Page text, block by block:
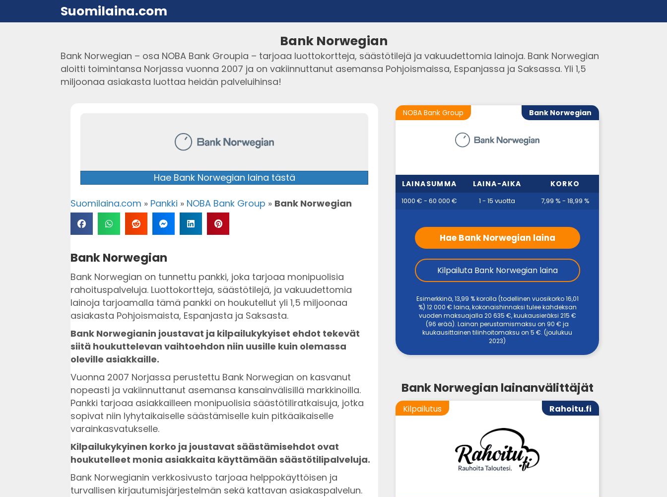
Suomilaina.com
Bank Norwegian
Bank Norwegian – osa NOBA Bank Groupia – tarjoaa luottokortteja, säästötilejä ja vakuudettomia lainoja. Bank Norwegian
aloitti toimintansa Norjassa vuonna 2007 ja on vakiinnuttanut asemansa Pohjoismaissa, Espanjassa ja Saksassa. Yli 1,5
miljoonaa asiakasta luottaa heidän palveluihinsa!
Hae Bank Norwegian laina tästä
Suomilaina.com » Pankki » NOBA Bank Group » Bank Norwegian
Bank Norwegian
Bank Norwegian on tunnettu pankki, joka tarjoaa monipuolisia
rahoituspalveluja. Luottokortteja, säästötilejä, ja vakuudettomia
lainoja tarjoamalla tämä pankki on houkutellut yli 1,5 miljoonaa
asiakasta Pohjoismaista, Espanjasta ja Saksasta.
Bank Norwegianin joustavat ja kilpailukykyiset ehdot tekevät
siitä houkuttelevan vaihtoehdon niin uusille kuin olemassa
oleville asiakkaille.
Vuonna 2007 Norjassa perustettu Bank Norwegian on kasvanut
nopeasti ja vakiinnuttanut asemansa kansainvälisillä markkinoilla.
Pankki tarjoaa asiakkailleen monipuolisia säästötiliratkaisuja, jotka
sopivat niin lyhytaikaiselle säästämiselle kuin pitkäaikaiselle
varainkasvatukselle.
Kilpailukykyinen korko ja joustavat säästämisehdot ovat
houkutelleet monia asiakkaita käyttämään säästötilipalveluja.
Bank Norwegianin verkkosivusto tarjoaa helppokäyttöisen ja
turvallisen kirjautumisjärjestelmän sekä kattavan asiakaspalvelun.
Bank Norwegian
NOBA Bank Group
LAINASUMMA LAINA-AIKA KORKO
1000 € - 60 000 € 1 - 15 vuotta 7,99 % - 18,99 %
Hae Bank Norwegian laina
Kilpailuta Bank Norwegian laina
Esimerkkinä, 13,99 % korolla (todellinen vuosikorko 16,01
%) 12 000 € laina, kokonaishinnaksi tulee kahdeksan
vuoden maksuajalla 20 635 €, kuukausieräksi 215 €
(96 erää). Lainan perustamismaksu on 90 € ja
kuukausittainen tilinhoitomaksu on 5 €. (joulukuu
2023)
Bank Norwegian lainanvälittäjät
Rahoitu.fi
Kilpailutus